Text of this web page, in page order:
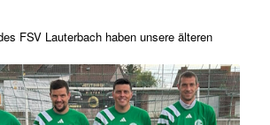
FSV Lauterbach haben unsere älteren